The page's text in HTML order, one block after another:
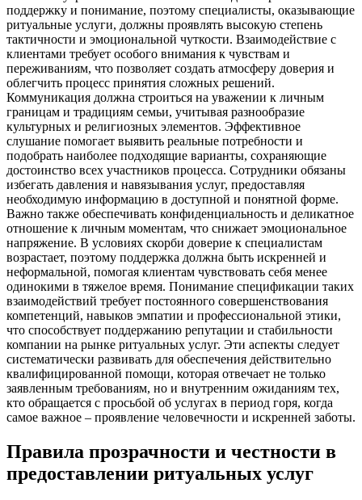
поддержку и понимание, поэтому специалисты, оказывающие
ритуальные услуги, должны проявлять высокую степень
тактичности и эмоциональной чуткости. Взаимодействие с
клиентами требует особого внимания к чувствам и
переживаниям, что позволяет создать атмосферу доверия и
облегчить процесс принятия сложных решений.
Коммуникация должна строиться на уважении к личным
границам и традициям семьи, учитывая разнообразие
культурных и религиозных элементов. Эффективное
слушание помогает выявить реальные потребности и
подобрать наиболее подходящие варианты, сохраняющие
достоинство всех участников процесса. Сотрудники обязаны
избегать давления и навязывания услуг, предоставляя
необходимую информацию в доступной и понятной форме.
Важно также обеспечивать конфиденциальность и деликатное
отношение к личным моментам, что снижает эмоциональное
напряжение. В условиях скорби доверие к специалистам
возрастает, поэтому поддержка должна быть искренней и
неформальной, помогая клиентам чувствовать себя менее
одинокими в тяжелое время. Понимание спецификации таких
взаимодействий требует постоянного совершенствования
компетенций, навыков эмпатии и профессиональной этики,
что способствует поддержанию репутации и стабильности
компании на рынке ритуальных услуг. Эти аспекты следует
систематически развивать для обеспечения действительно
квалифицированной помощи, которая отвечает не только
заявленным требованиям, но и внутренним ожиданиям тех,
кто обращается с просьбой об услугах в период горя, когда
самое важное – проявление человечности и искренней заботы.
Правила прозрачности и честности в
предоставлении ритуальных услуг